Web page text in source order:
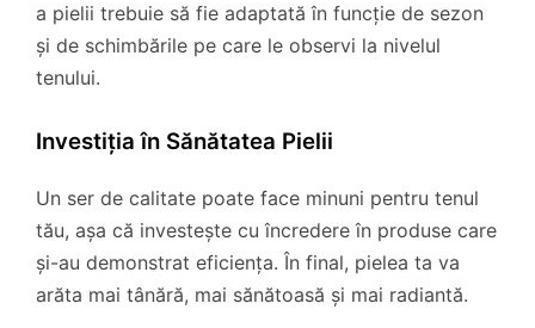
a pielii trebuie să fie adaptată în funcție de sezon
și de schimbările pe care le observi la nivelul
tenului.
Investiția în Sănătatea Pielii
Un ser de calitate poate face minuni pentru tenul
tău, așa că investește cu încredere în produse care
și-au demonstrat eficiența. În final, pielea ta va
arăta mai tânără, mai sănătoasă și mai radiantă.